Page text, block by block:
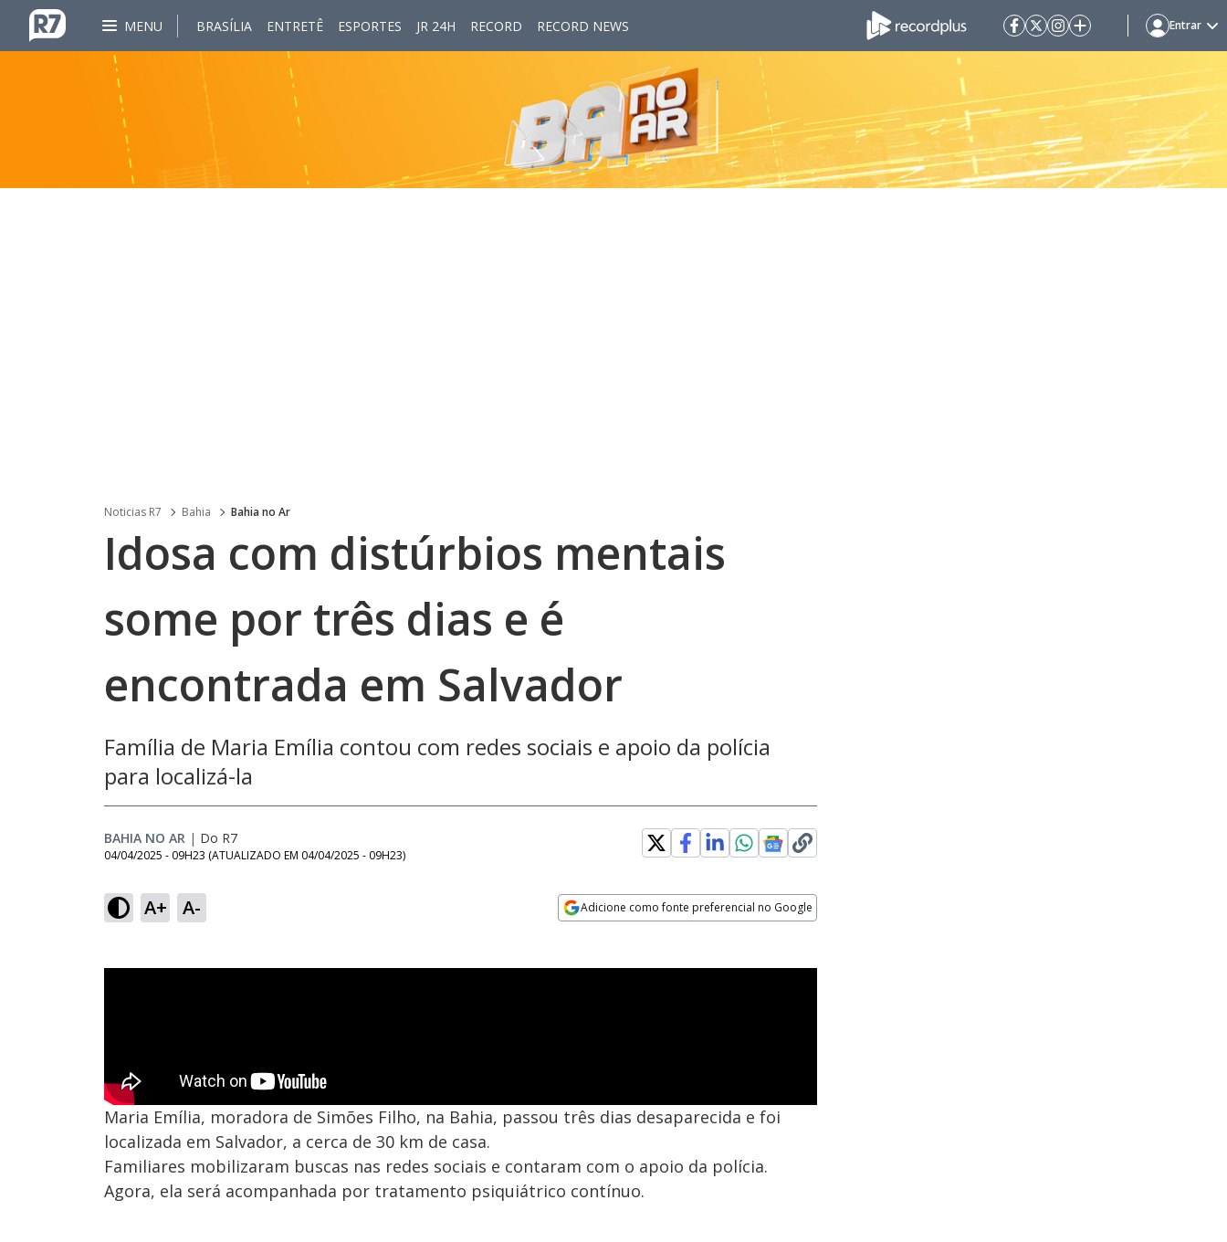
MENU BRASÍLIA ENTRETÊ ESPORTES JR 24H RECORD RECORD NEWS Entrar
Noticias R7 Bahia Bahia no Ar
Idosa com distúrbios mentais
some por três dias e é
encontrada em Salvador
Família de Maria Emília contou com redes sociais e apoio da polícia
para localizá-la
BAHIA NO AR | Do R7
04/04/2025 - 09H23 (ATUALIZADO EM 04/04/2025 - 09H23)
A+ A- Adicione como fonte preferencial no Google
Maria Emília, moradora de Simões Filho, na Bahia, passou três dias desaparecida e foi
localizada em Salvador, a cerca de 30 km de casa.
Familiares mobilizaram buscas nas redes sociais e contaram com o apoio da polícia.
Agora, ela será acompanhada por tratamento psiquiátrico contínuo.